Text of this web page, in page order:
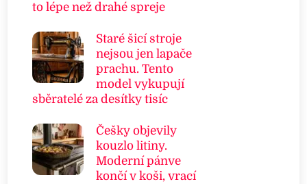
to lépe než drahé spreje
Staré šicí stroje
nejsou jen lapače
prachu. Tento
model vykupují
sběratelé za desítky tisíc
Češky objevily
kouzlo litiny.
Moderní pánve
končí v koši, vrací